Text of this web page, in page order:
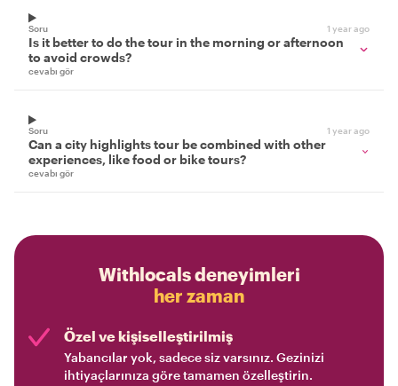
Soru 1 year ago
Is it better to do the tour in the morning or afternoon
to avoid crowds?
cevabı gör
Soru 1 year ago
Can a city highlights tour be combined with other
experiences, like food or bike tours?
cevabı gör
Withlocals deneyimleri
her zaman
Özel ve kişiselleştirilmiş
Yabancılar yok, sadece siz varsınız. Gezinizi
ihtiyaçlarınıza göre tamamen özelleştirin.